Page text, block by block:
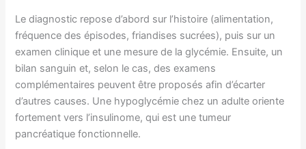
Le diagnostic repose d’abord sur l’histoire (alimentation,
fréquence des épisodes, friandises sucrées), puis sur un
examen clinique et une mesure de la glycémie. Ensuite, un
bilan sanguin et, selon le cas, des examens
complémentaires peuvent être proposés afin d’écarter
d’autres causes. Une hypoglycémie chez un adulte oriente
fortement vers l’insulinome, qui est une tumeur
pancréatique fonctionnelle.